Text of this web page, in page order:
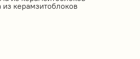
керамзитоблоков